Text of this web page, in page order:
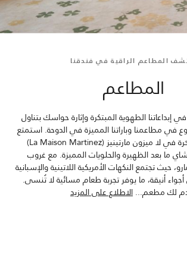
المطاعم الراقية في فندقنا
المطاعم
الطهوية المبتكرة وإثارة حواسك بتناول
في مطاعمنا وباراتنا المميزة في الدوحة. استمتع
بتجربة أوروبية فاخرة في لا ميزون مارتينيز (La Maison Martinez)
ما بعد الظهيرة والحلويات المميزة. مع غروب
تجتمع النكهات الأمريكية اللاتينية والإسبانية
أجواء أنيقة، ما يوفر تجربة طعام مسائية لا تُنسى.
لك مطعم...الاطلاع على المزيد